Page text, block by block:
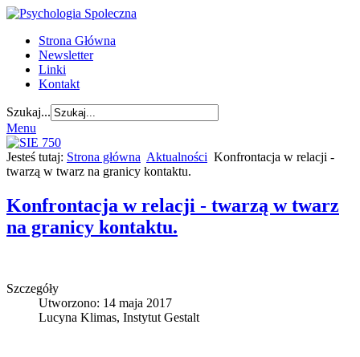
Strona Główna
Newsletter
Linki
Kontakt
Szukaj...
Menu
Jesteś tutaj: Strona główna Aktualności Konfrontacja w relacji -
twarzą w twarz na granicy kontaktu.
Konfrontacja w relacji - twarzą w twarz
na granicy kontaktu.
Szczegóły
Utworzono: 14 maja 2017
Lucyna Klimas, Instytut Gestalt